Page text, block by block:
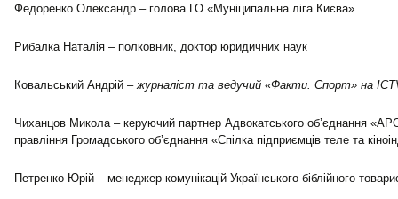
Федоренко Олександр – голова ГО «Муніципальна ліга Києва»
Рибалка Наталія – полковник, доктор юридичних наук
Ковальський Андрій – журналіст та ведучий «Факти. Спорт» на
Чиханцов Микола – керуючий партнер Адвокатського об’єднання
правління Громадського об’єднання «Спілка підприємців теле та
Петренко Юрій – менеджер комунікацій Українського біблійного